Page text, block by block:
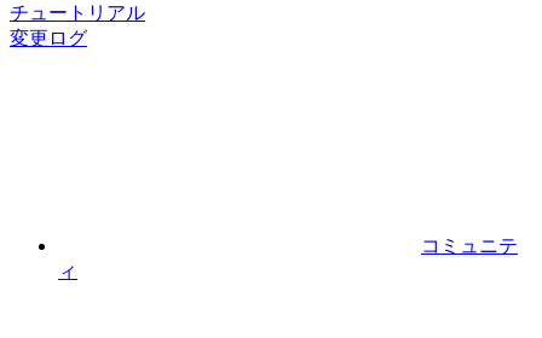
チュートリアル
変更ログ
コミュニテ
ィ